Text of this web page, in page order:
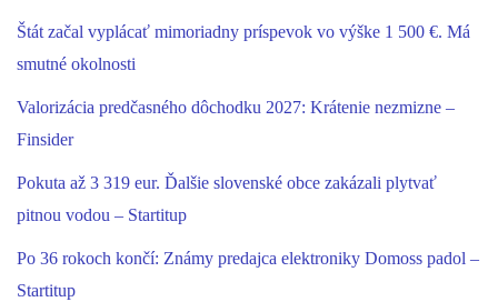
Štát začal vyplácať mimoriadny príspevok vo výške 1 500 €. Má
smutné okolnosti
Valorizácia predčasného dôchodku 2027: Krátenie nezmizne –
Finsider
Pokuta až 3 319 eur. Ďalšie slovenské obce zakázali plytvať
pitnou vodou – Startitup
Po 36 rokoch končí: Známy predajca elektroniky Domoss padol –
Startitup